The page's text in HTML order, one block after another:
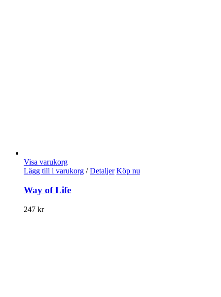
Visa varukorg
Lägg till i varukorg / Detaljer Köp nu
Way of Life
247 kr